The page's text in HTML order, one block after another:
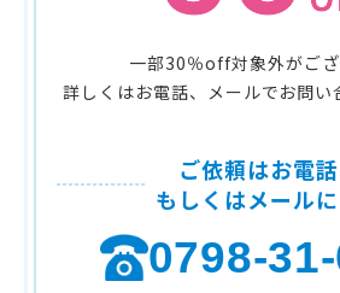
一部30％off対象外がござ
詳しくはお電話、メールでお問い
ご依頼はお電話
もしくはメールに
0798-